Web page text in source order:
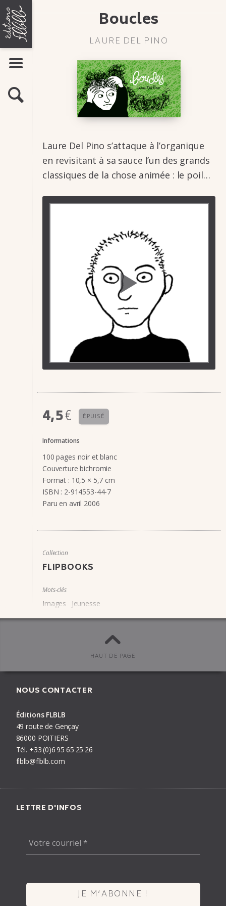
ÉDITIONS
FLBLB
MAISON
D'ÉDITION
BANDE
DESSINÉE,
ROMAN-
PHOTO,
FLIP-
BOOK
RECHERCHE
AFFICHER LE MENU
LIVRES
Bandes dessinées
Romans-photos
Flipbooks
AUTEURS
ACTUALITÉS
ATELIERS
INFOS & CONTACTS
Présentation
Contacts
Stages
Manuscrits
Boucles
LAURE DEL PINO
Laure Del Pino s’at­taque à l’or­ga­nique
en revi­si­tant à sa sauce l’un des grands
clas­siques de la chose animée : le poil…
4,5€ ÉPUISÉ
Informations
100 pages noir et blanc
Couverture bichromie
Format : 10,5 × 5,7 cm
ISBN : 2-914553-44-7
Paru en avril 2006
Collection
FLIPBOOKS
Mots-clés
Images Jeunesse
La Blague qui tue / La vanne qui désosse
Il est passé par ici / Elle repas­sera par là
PRÉCÉDENT
HAUT DE PAGE
NOUS CONTACTER
Éditions FLBLB
49 route de Gençay
86000 POITIERS
Tél. +33(0)695 65 25 26
flblb@flblb.com
LETTRE D'INFOS